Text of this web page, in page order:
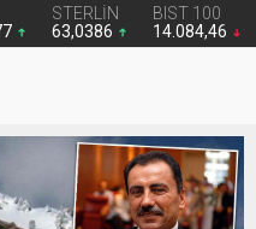
STERLİN
63,0386
BIST 100
14.084,46